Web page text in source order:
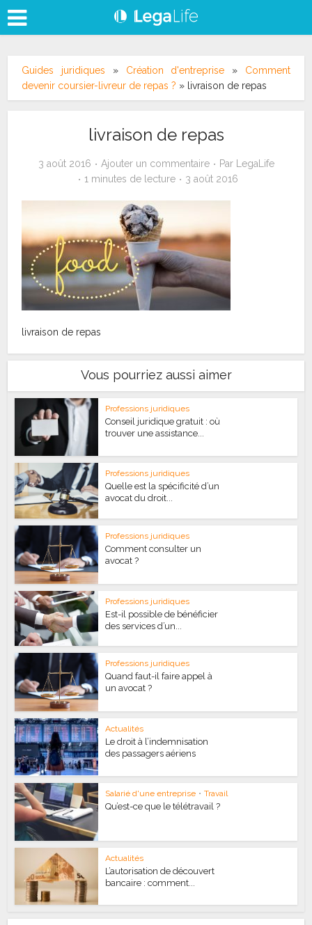
Guides juridiques » Création d'entreprise » Comment
devenir coursier-livreur de repas ? » livraison de repas
livraison de repas
3 août 2016 Ajouter un commentaire Par
LegaLife
1 minutes de lecture
3 août 2016
livraison de repas
Vous pourriez aussi aimer
Professions juridiques
Conseil juridique gratuit : où
trouver une assistance...
Professions juridiques
Quelle est la spécificité d’un
avocat du droit...
Professions juridiques
Comment consulter un
avocat ?
Professions juridiques
Est-il possible de bénéficier
des services d’un...
Professions juridiques
Quand faut-il faire appel à
un avocat ?
Actualités
Le droit à l’indemnisation
des passagers aériens
Salarié d'une entreprise • Travail
Qu’est-ce que le télétravail ?
Actualités
L’autorisation de découvert
bancaire : comment...